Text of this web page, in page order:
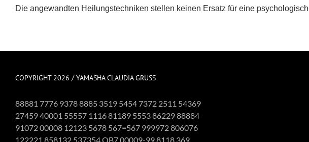
Die angewandten Heilungstechniken stellen keinen Ersatz für eine
COPYRIGHT 2026 / YAMASHA CLAUDIA GRUSS
88881 7776 9378 8885 3519 5454 7372 2511 54369
27459 40001 55557 1116 81189 5553 86229 88884
91072 00008 12123 5678 567=567 999972 806076
122221 858132 537354 QB7 00009-99 8118 369